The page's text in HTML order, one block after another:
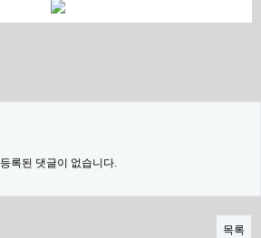
등록된 댓글이 없습니다.
목록